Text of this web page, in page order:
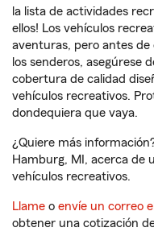
la lista de actividades
ellos! Los vehículos
aventuras, pero antes de
los senderos, asegúrese
cobertura de calidad
vehículos recreativos.
dondequiera que vaya.
¿Quiere más
Hamburg, MI, acerca de
vehículos recreativos.
Llame o envíe un correo
obtener una cotización